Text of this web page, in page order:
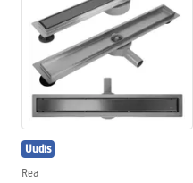
Uudis
Rea